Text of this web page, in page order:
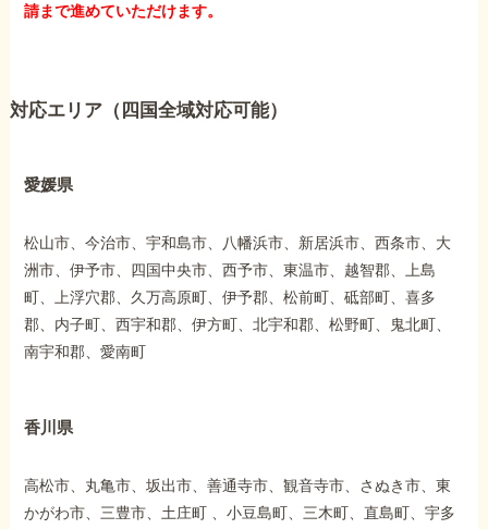
請まで進めていただけます。
対応エリア（四国全域対応可能）
愛媛県
松山市、今治市、宇和島市、八幡浜市、新居浜市、西条市、大
洲市、伊予市、四国中央市、西予市、東温市、越智郡、上島
町、上浮穴郡、久万高原町、伊予郡、松前町、砥部町、喜多
郡、内子町、西宇和郡、伊方町、北宇和郡、松野町、鬼北町、
南宇和郡、愛南町
香川県
高松市、丸亀市、坂出市、善通寺市、観音寺市、さぬき市、東
かがわ市、三豊市、土庄町 、小豆島町、三木町、直島町、宇多